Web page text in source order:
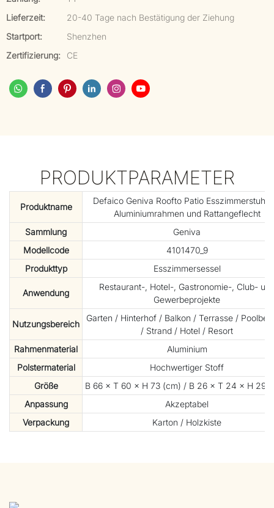
Lieferzeit:
20-40 Tage nach Bestätigung der Ziehung
Startport:
Shenzhen
Zertifizierung:
CE
PRODUKTPARAMETER
Produktname
Defaico Geniva Roofto Patio Esszimmerstuhl
Aluminiumrahmen und Rattangeflecht
Sammlung
Geniva
Modellcode
4101470_9
Produkttyp
Esszimmersessel
Anwendung
Restaurant-, Hotel-, Gastronomie-, Club-
Gewerbeprojekte
Nutzungsbereich
Garten / Hinterhof / Balkon / Terrasse /
/ Strand / Hotel / Resort
Rahmenmaterial
Aluminium
Polstermaterial
Hochwertiger Stoff
Größe
B 66 × T 60 × H 73 (cm) / B 26 × T 24 × H 29
Anpassung
Akzeptabel
Verpackung
Karton / Holzkiste